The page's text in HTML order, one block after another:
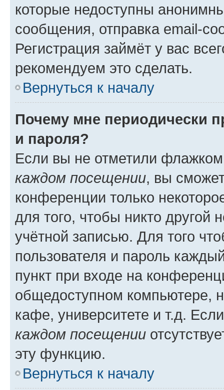
которые недоступны
сообщения, отправка email-
Регистрация займёт у вас
рекомендуем это сделать.
Вернуться к началу
Почему мне периодически
и пароля?
Если вы не отметили
каждом посещении, вы
конференции только
для того, чтобы никто другой
учётной записью. Для того
пользователя и пароль
пункт при входе на
общедоступном компьютере,
кафе, университете и т.д.
каждом посещении
эту функцию.
Вернуться к началу